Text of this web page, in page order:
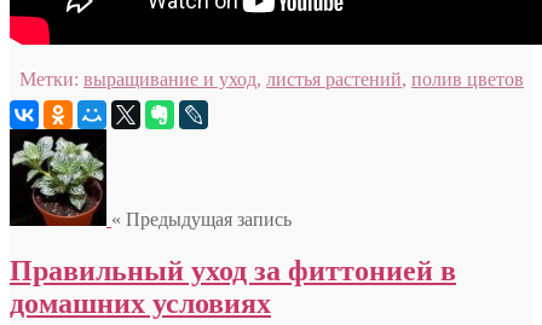
Метки: выращивание и уход, листья растений, полив цветов
« Предыдущая запись
Правильный уход за фиттонией в
домашних условиях